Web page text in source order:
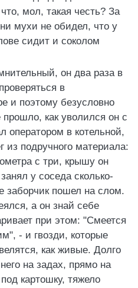
мол, такая честь? За
мухи не обидел, что у
сидит и соколом
он два раза в
в
и поэтому безусловно
как уволился он с
оператором в котельной,
из подручного материала:
с три, крышу он
у соседа сколько-
заборчик пошел на слом.
а он знай себе
при этом: "Смеется
- и гвозди, которые
как живые. Долго
на задах, прямо на
картошку, тяжело